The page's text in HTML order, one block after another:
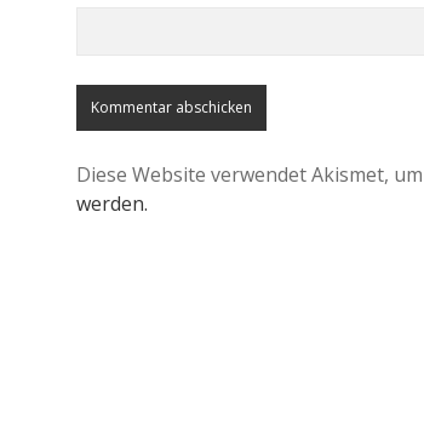
Diese Website verwendet Akismet,
werden.